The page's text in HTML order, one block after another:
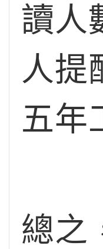
讀人
人提
五年
總之